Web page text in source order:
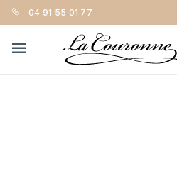
04 91 55 01 77